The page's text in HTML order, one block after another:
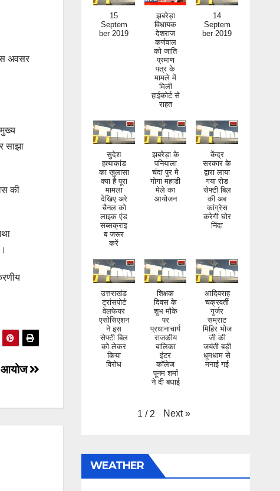
अवसर
साझा
की
आयोज
15
Septem
ber 2019
झबरेड़ा
विधायक
देशराज
कर्णवाल
को जाति
प्रमाण
पत्र के
मामले में
मिली
हाईकोर्ट से
राहत
14
Septem
ber 2019
सुदेश
हत्याकांड
का खुलासा
क्या है पूरा
मामला
देखिए अरे
चैनल को
लाइक एंड
सब्सक्राइ
ब जरूर
करें
झबरेड़ा के
पनियाला
चंदा पुर मे
गोगा महाडी
मेले का
आयोजन
केंद्र
सरकार के
द्वारा लाया
गया रोड
सेफ्टी बिल
की अब
कांग्रेस
करेगी घोर
निंदा
उत्तराखंड
ट्रांसपोर्ट
वेलफेयर
एसोसिएशन
ने इस
सेफ्टी बिल
को लेकर
किया
विरोध
शिक्षक
दिवस के
शुभ मौके
पर
प्रधानाचार्य
राजकीय
बालिका
इंटर
कॉलेज
पूनम शर्मा
ने दी बधाई
आदिवराह
चक्रवर्ती
गुर्जर
सम्राट
मिहिर भोज
जी की
जयंती बड़ी
धूमधाम से
मनाई गई
WEATHER